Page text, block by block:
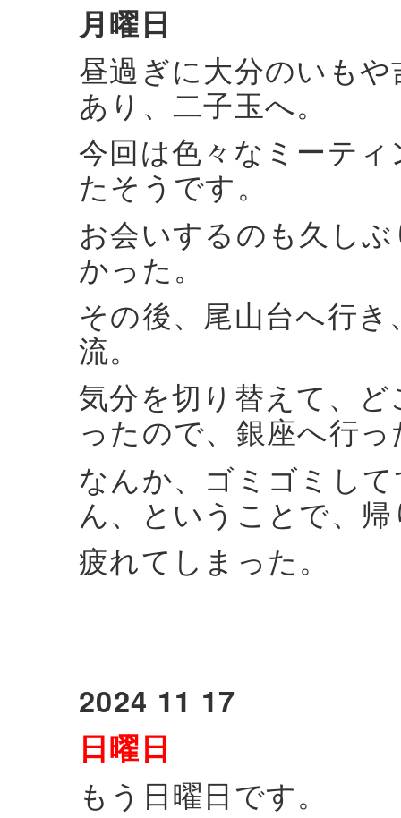
月曜日
昼過ぎに大分のいも
あり、二子玉へ。
今回は色々なミーテ
たそうです。
お会いするのも久し
かった。
その後、尾山台へ行
流。
気分を切り替えて、
ったので、銀座へ行
なんか、ゴミゴミし
ん、ということで、
疲れてしまった。
2024 11 17
日曜日
もう日曜日です。